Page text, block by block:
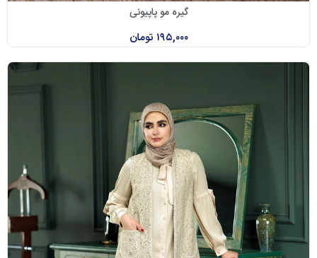
گیره مو پاپیونی
۱۹۵,۰۰۰ تومان